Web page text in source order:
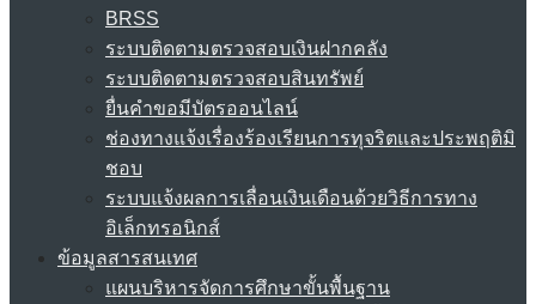
BRSS
ระบบติดตามตรวจสอบเงินฝากคลัง
ระบบติดตามตรวจสอบสินทรัพย์
ยื่นคำขอมีบัตรออนไลน์
ช่องทางแจ้งเรื่องร้องเรียนการทุจริตและประพฤติมิ
ชอบ
ระบบแจ้งผลการเลื่อนเงินเดือนด้วยวิธีการทาง
อิเล็กทรอนิกส์
ข้อมูลสารสนเทศ
แผนบริหารจัดการศึกษาขั้นพื้นฐาน